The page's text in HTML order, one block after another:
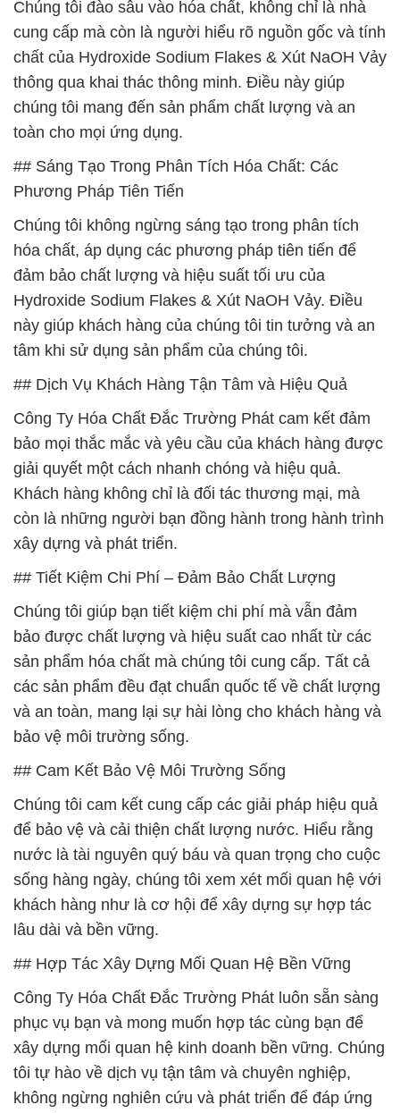
Chúng tôi đào sâu vào hóa chất, không chỉ là nhà
cung cấp mà còn là người hiểu rõ nguồn gốc và tính
chất của Hydroxide Sodium Flakes & Xút NaOH Vảy
thông qua khai thác thông minh. Điều này giúp
chúng tôi mang đến sản phẩm chất lượng và an
toàn cho mọi ứng dụng.
## Sáng Tạo Trong Phân Tích Hóa Chất: Các
Phương Pháp Tiên Tiến
Chúng tôi không ngừng sáng tạo trong phân tích
hóa chất, áp dụng các phương pháp tiên tiến để
đảm bảo chất lượng và hiệu suất tối ưu của
Hydroxide Sodium Flakes & Xút NaOH Vảy. Điều
này giúp khách hàng của chúng tôi tin tưởng và an
tâm khi sử dụng sản phẩm của chúng tôi.
## Dịch Vụ Khách Hàng Tận Tâm và Hiệu Quả
Công Ty Hóa Chất Đắc Trường Phát cam kết đảm
bảo mọi thắc mắc và yêu cầu của khách hàng được
giải quyết một cách nhanh chóng và hiệu quả.
Khách hàng không chỉ là đối tác thương mại, mà
còn là những người bạn đồng hành trong hành trình
xây dựng và phát triển.
## Tiết Kiệm Chi Phí – Đảm Bảo Chất Lượng
Chúng tôi giúp bạn tiết kiệm chi phí mà vẫn đảm
bảo được chất lượng và hiệu suất cao nhất từ các
sản phẩm hóa chất mà chúng tôi cung cấp. Tất cả
các sản phẩm đều đạt chuẩn quốc tế về chất lượng
và an toàn, mang lại sự hài lòng cho khách hàng và
bảo vệ môi trường sống.
## Cam Kết Bảo Vệ Môi Trường Sống
Chúng tôi cam kết cung cấp các giải pháp hiệu quả
để bảo vệ và cải thiện chất lượng nước. Hiểu rằng
nước là tài nguyên quý báu và quan trọng cho cuộc
sống hàng ngày, chúng tôi xem xét mối quan hệ với
khách hàng như là cơ hội để xây dựng sự hợp tác
lâu dài và bền vững.
## Hợp Tác Xây Dựng Mối Quan Hệ Bền Vững
Công Ty Hóa Chất Đắc Trường Phát luôn sẵn sàng
phục vụ bạn và mong muốn hợp tác cùng bạn để
xây dựng mối quan hệ kinh doanh bền vững. Chúng
tôi tự hào về dịch vụ tận tâm và chuyên nghiệp,
không ngừng nghiên cứu và phát triển để đáp ứng